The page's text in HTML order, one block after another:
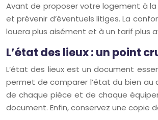
Avant de proposer votre logement à
et prévenir d’éventuels litiges. La
louera plus aisément et à un tarif plus
L’état des lieux : un point
L’état des lieux est un document
permet de comparer l’état du bien
de chaque pièce et de chaque
document. Enfin, conservez une copie